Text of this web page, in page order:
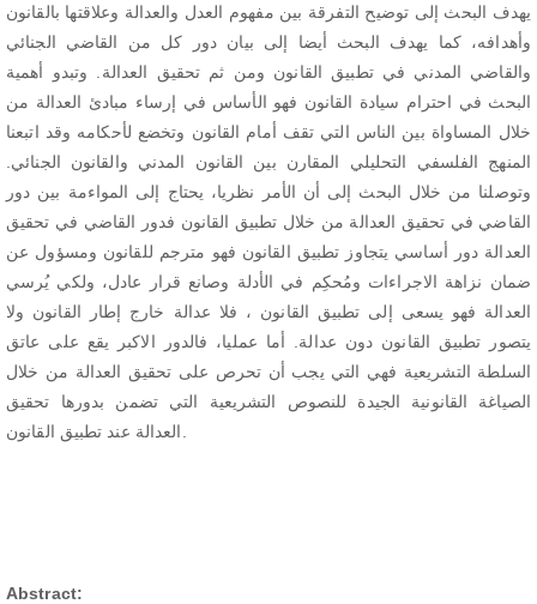
يهدف البحث إلى توضيح التفرقة بين مفهوم العدل والعدالة وعلاقتها بالقانون
وأهدافه، كما يهدف البحث أيضا إلى بيان دور كل من القاضي الجنائي
والقاضي المدني في تطبيق القانون ومن ثم تحقيق العدالة. وتبدو أهمية
البحث في احترام سيادة القانون فهو الأساس في إرساء مبادئ العدالة من
خلال المساواة بين الناس التي تقف أمام القانون وتخضع لأحكامه وقد اتبعنا
المنهج الفلسفي التحليلي المقارن بين القانون المدني والقانون الجنائي.
وتوصلنا من خلال البحث إلى أن الأمر نظريا، يحتاج إلى المواءمة بين دور
القاضي في تحقيق العدالة من خلال تطبيق القانون فدور القاضي في تحقيق
العدالة دور أساسي يتجاوز تطبيق القانون فهو مترجم للقانون ومسؤول عن
ضمان نزاهة الاجراءات ومُحكِم في الأدلة وصانع قرار عادل، ولكي يُرسي
العدالة فهو يسعى إلى تطبيق القانون ، فلا عدالة خارج إطار القانون ولا
يتصور تطبيق القانون دون عدالة. أما عمليا، فالدور الاكبر يقع على عاتق
السلطة التشريعية فهي التي يجب أن تحرص على تحقيق العدالة من خلال
الصياغة القانونية الجيدة للنصوص التشريعية التي تضمن بدورها تحقيق
Abstract: